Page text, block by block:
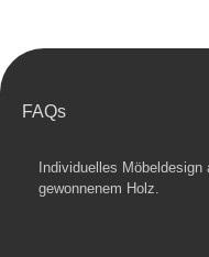
FAQs
Individuelles
gewonnenem Holz.